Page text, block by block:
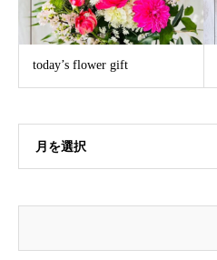
today’s flower gift
月を選択